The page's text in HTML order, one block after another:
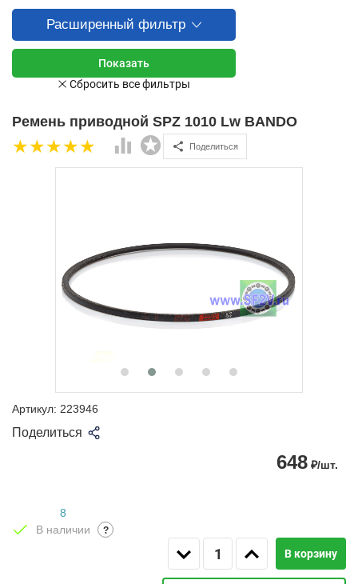
Расширенный фильтр
Ремень приводной SPZ 1010 Lw BANDO
Поделиться
Артикул: 223946
Поделиться
648 ₽/шт.
8
В наличии
?
В корзину